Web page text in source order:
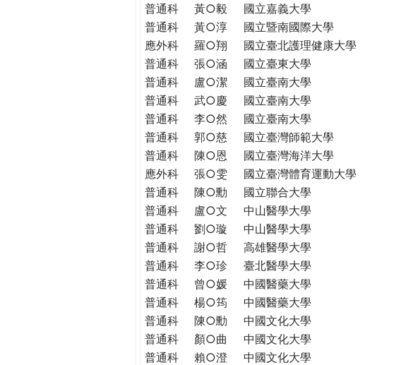
普通科
黃○毅 國立嘉義大學
普通科
黃○淳 國立暨南國際大學
應外科
羅○翔 國立臺北護理健康大學
普通科
張○涵 國立臺東大學
普通科
盧○潔 國立臺南大學
普通科
武○慶 國立臺南大學
普通科
李○然 國立臺南大學
普通科
郭○慈 國立臺灣師範大學
普通科
陳○恩 國立臺灣海洋大學
應外科
張○雯 國立臺灣體育運動大學
普通科
陳○勳 國立聯合大學
普通科
盧○文 中山醫學大學
普通科
劉○璇 中山醫學大學
普通科
謝○哲 高雄醫學大學
普通科
李○珍 臺北醫學大學
普通科
曾○媛 中國醫藥大學
普通科
楊○筠 中國醫藥大學
普通科
陳○勳 中國文化大學
普通科
顏○曲 中國文化大學
普通科
賴○澄 中國文化大學